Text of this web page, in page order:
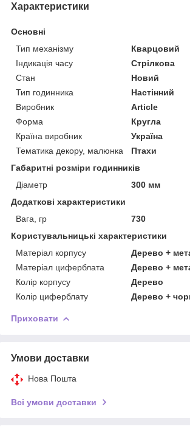
Характеристики
Основні
Тип механізму
Кварцовий
Індикація часу
Стрілкова
Стан
Новий
Тип годинника
Настінний
Виробник
Article
Форма
Кругла
Країна виробник
Україна
Тематика декору, малюнка
Птахи
Габаритні розміри годинників
Діаметр
300 мм
Додаткові характеристики
Вага, гр
730
Користувальницькі характеристики
Матеріал корпусу
Дерево +
Матеріал циферблата
Дерево +
Колір корпусу
Дерево
Колір циферблату
Дерево +
Приховати
Умови доставки
Нова Пошта
Всі умови доставки